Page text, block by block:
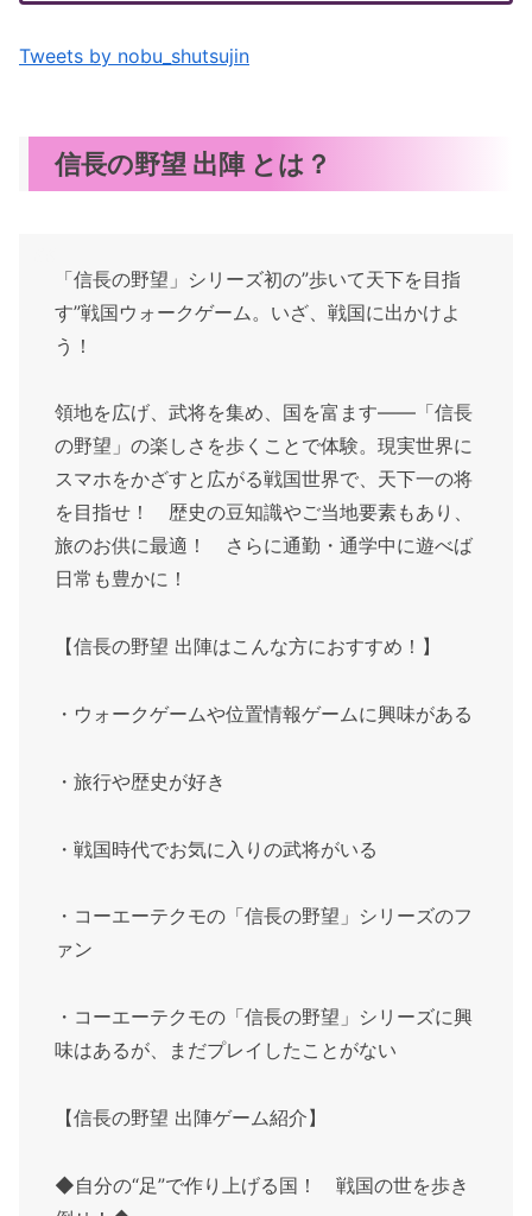
Tweets by nobu_shutsujin
信長の野望 出陣 とは？
「信長の野望」シリーズ初の”歩いて天下を目指
す”戦国ウォークゲーム。いざ、戦国に出かけよ
う！
領地を広げ、武将を集め、国を富ます――「信長
の野望」の楽しさを歩くことで体験。現実世界に
スマホをかざすと広がる戦国世界で、天下一の将
を目指せ！ 歴史の豆知識やご当地要素もあり、
旅のお供に最適！ さらに通勤・通学中に遊べば
日常も豊かに！
【信長の野望 出陣はこんな方におすすめ！】
・ウォークゲームや位置情報ゲームに興味がある
・旅行や歴史が好き
・戦国時代でお気に入りの武将がいる
・コーエーテクモの「信長の野望」シリーズのフ
ァン
・コーエーテクモの「信長の野望」シリーズに興
味はあるが、まだプレイしたことがない
【信長の野望 出陣ゲーム紹介】
◆自分の“足”で作り上げる国！ 戦国の世を歩き